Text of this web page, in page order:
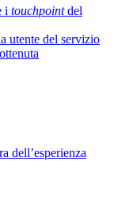
i touchpointdel
utente del servizio
dell’esperienza